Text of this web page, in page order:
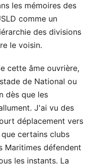
les mémoires des
comme un
des divisions
le voisin.
cette âme ouvrière,
de National ou
dès que les
J'ai vu des
déplacement vers
certains clubs
Maritimes défendent
les instants. La